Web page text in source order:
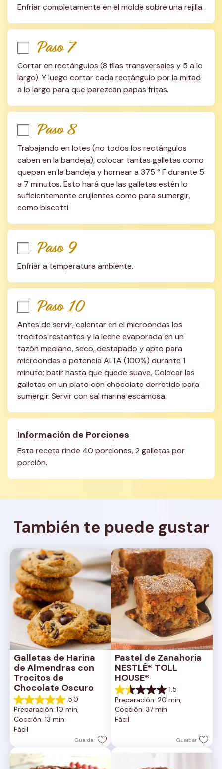
Enfriar completamente en el molde sobre una rejilla.
Paso 7
Cortar en rectángulos (8 filas transversales y 5 a lo
largo). Y luego cortar cada rectángulo por la mitad
a lo largo para que parezcan papas fritas.
Paso 8
Trabajando en lotes (no todos los rectángulos
caben en la bandeja), colocar tantas galletas como
quepan en la bandeja y hornear a 375 ° F durante 5
a 7 minutos. Esto hará que las galletas estén lo
suficientemente crujientes como para sumergir,
como biscotti.
Paso 9
Enfriar a temperatura ambiente.
Paso 10
Antes de servir, calentar en el microondas los
trocitos restantes y la leche evaporada en un
tazón mediano, seco, destapado y apto para
microondas a potencia ALTA (100%) durante 1
minuto; batir hasta que quede suave. Colocar las
galletas en un plato con chocolate derretido para
sumergir. Servir con sal marina escamosa.
Información de Porciones
Esta receta rinde 40 porciones, 2 galletas por
porción.
También te puede gustar
Galletas de Harina
de Almendras con
Trocitos de
Chocolate Oscuro
5.0
5.0
de
5
estrellas.
reseña
Preparación: 10 min,
Cocción: 13 min
Fácil
Guardar
Pastel de Zanahoria
NESTLÉ® TOLL
HOUSE®
1.5
1.5
de
5
estrellas.
Preparación: 20 min,
Cocción: 37 min
Fácil
Guardar